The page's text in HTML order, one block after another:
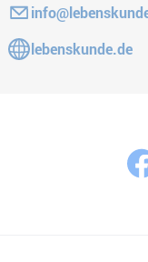
E-Mail:
Gehe zur Website:
lebenskunde.de